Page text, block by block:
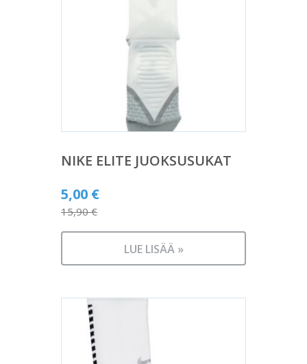
NIKE ELITE JUOKSUSUKAT
15,90€
Alkuperäinen
hinta
oli:
5,00 €
Nykyinen
on:
LUE LISÄÄ »